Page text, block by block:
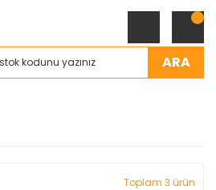
ARA
Toplam 3 ürün